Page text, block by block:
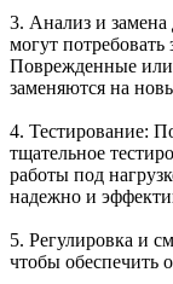
3. Анализ и
могут потребовать
Поврежденные
заменяются на
4. Тестирование:
тщательное
работы под
надежно и
5. Регулировка и
чтобы обеспечить